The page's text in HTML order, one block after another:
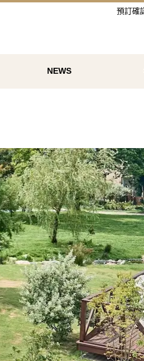
預訂確
NEWS